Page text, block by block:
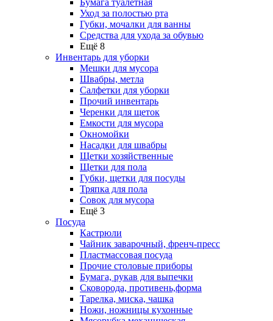
Бумага туалетная
Уход за полостью рта
Губки, мочалки для ванны
Средства для ухода за обувью
Ещё 8
Инвентарь для уборки
Мешки для мусора
Швабры, метла
Салфетки для уборки
Прочий инвентарь
Черенки для щеток
Емкости для мусора
Окномойки
Насадки для швабры
Щетки хозяйственные
Щетки для пола
Губки, щетки для посуды
Тряпка для пола
Совок для мусора
Ещё 3
Посуда
Кастрюли
Чайник заварочный, френч-пресс
Пластмассовая посуда
Прочие столовые приборы
Бумага, рукав для выпечки
Сковорода, противень,форма
Тарелка, миска, чашка
Ножи, ножницы кухонные